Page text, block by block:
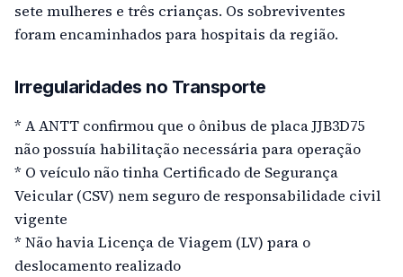
sete mulheres e três crianças. Os sobreviventes
foram encaminhados para hospitais da região.
Irregularidades no Transporte
* A ANTT confirmou que o ônibus de placa JJB3D75
não possuía habilitação necessária para operação
* O veículo não tinha Certificado de Segurança
Veicular (CSV) nem seguro de responsabilidade civil
vigente
* Não havia Licença de Viagem (LV) para o
deslocamento realizado